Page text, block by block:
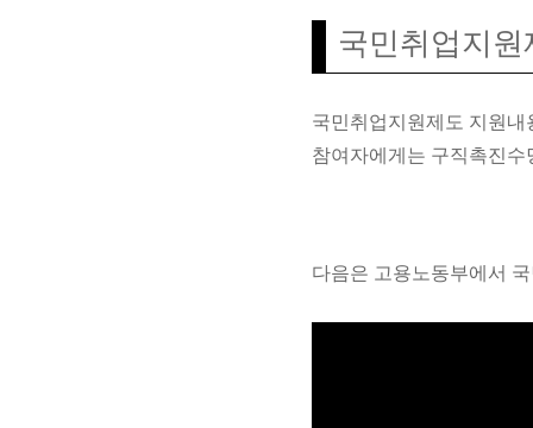
국민취업지
국민취업지원제도 지원
참여자에게는 구직촉진
다음은 고용노동부에서